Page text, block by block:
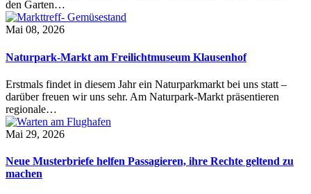
den Garten…
Mai 08, 2026
Naturpark-Markt am Freilichtmuseum Klausenhof
Erstmals findet in diesem Jahr ein Naturparkmarkt bei uns statt –
darüber freuen wir uns sehr. Am Naturpark-Markt präsentieren
regionale…
Mai 29, 2026
Neue Musterbriefe helfen Passagieren, ihre Rechte geltend zu
machen